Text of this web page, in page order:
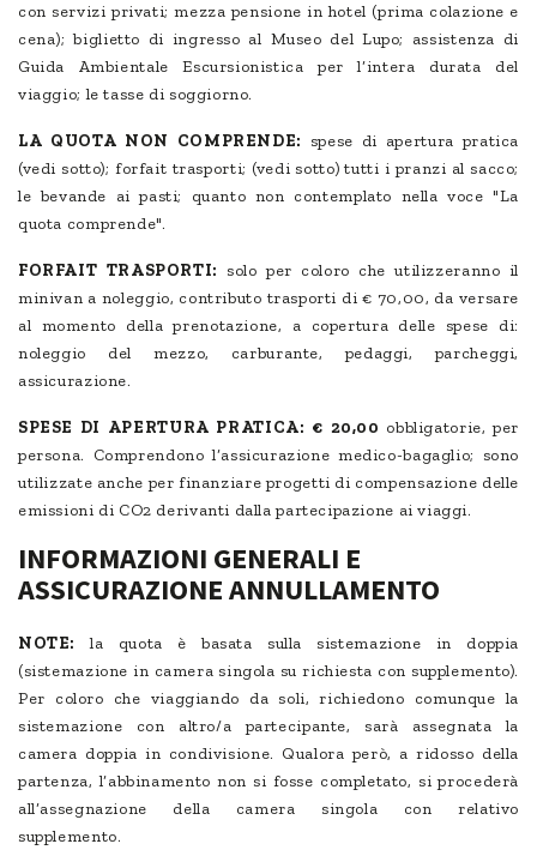
con servizi privati; mezza pensione in hotel (prima colazione e
cena); biglietto di ingresso al Museo del Lupo; assistenza di
Guida Ambientale Escursionistica per l’intera durata del
viaggio; le tasse di soggiorno.
LA QUOTA NON COMPRENDE: spese di apertura pratica
(vedi sotto); forfait trasporti; (vedi sotto) tutti i pranzi al sacco;
le bevande ai pasti; quanto non contemplato nella voce "La
quota comprende".
FORFAIT TRASPORTI: solo per coloro che utilizzeranno il
minivan a noleggio, contributo trasporti di € 70,00, da versare
al momento della prenotazione, a copertura delle spese di:
noleggio del mezzo, carburante, pedaggi, parcheggi,
assicurazione.
SPESE DI APERTURA PRATICA: € 20,00 obbligatorie, per
persona. Comprendono l’assicurazione medico-bagaglio; sono
utilizzate anche per finanziare progetti di compensazione delle
emissioni di CO2 derivanti dalla partecipazione ai viaggi.
INFORMAZIONI GENERALI E
ASSICURAZIONE ANNULLAMENTO
NOTE:
la quota è basata sulla sistemazione in doppia
(sistemazione in camera singola su richiesta con supplemento).
Per coloro che viaggiando da soli, richiedono comunque la
sistemazione con altro/a partecipante, sarà assegnata la
camera doppia in condivisione. Qualora però, a ridosso della
partenza, l’abbinamento non si fosse completato, si procederà
all’assegnazione della camera singola con relativo
supplemento.